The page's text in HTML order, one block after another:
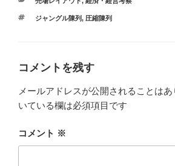
b
k
ゴ
タ
ジャングル陳列, 圧縮陳列
コメントを残す
メールアドレスが公開されることはあ
いている欄は必須項目です
コメント ※